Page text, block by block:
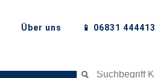
Über uns 📱 06831 444413